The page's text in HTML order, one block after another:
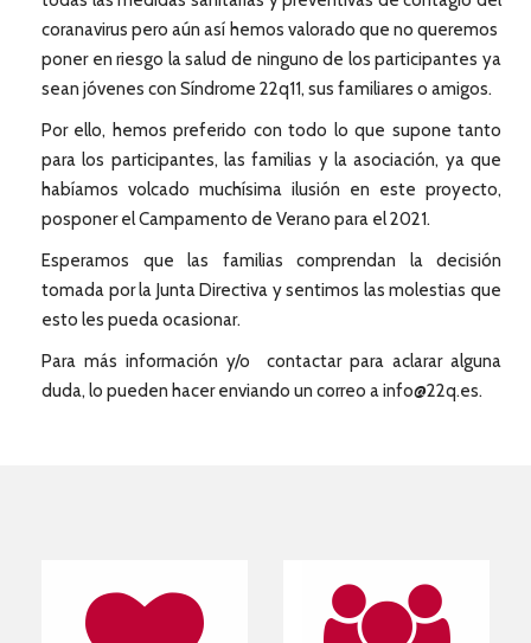
coranavirus pero aún así hemos valorado que no queremos
poner en riesgo la salud de ninguno de los participantes ya
sean jóvenes con Síndrome 22q11, sus familiares o amigos.
Por ello, hemos preferido con todo lo que supone tanto
para los participantes, las familias y la asociación, ya que
habíamos volcado muchísima ilusión en este proyecto,
posponer el Campamento de Verano para el 2021.
Esperamos que las familias comprendan la decisión
tomada por la Junta Directiva y sentimos las molestias que
esto les pueda ocasionar.
Para más información y/o contactar para aclarar alguna
duda, lo pueden hacer enviando un correo a info@22q.es.